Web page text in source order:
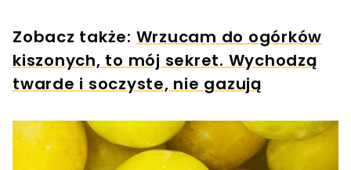
Zobacz także: Wrzucam do ogórków
kiszonych, to mój sekret. Wychodzą
twarde i soczyste, nie gazują